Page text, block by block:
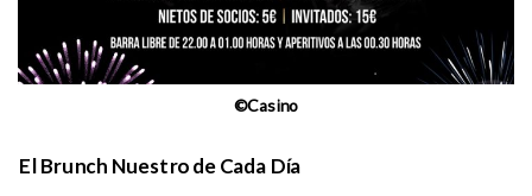
©Casino
El Brunch Nuestro de Cada Día